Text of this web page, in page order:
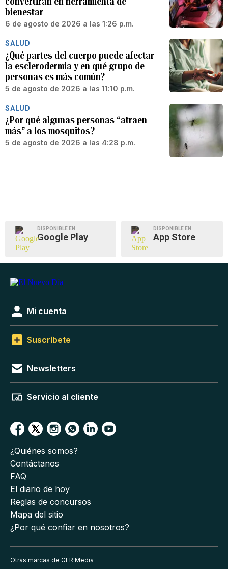
bienestar
6 de agosto de 2026 a las 1:26 p.m.
SALUD
¿Qué partes del cuerpo puede afectar
la esclerodermia y en qué grupo de
personas es más común?
5 de agosto de 2026 a las 11:10 p.m.
SALUD
¿Por qué algunas personas “atraen
más” a los mosquitos?
5 de agosto de 2026 a las 4:28 p.m.
DISPONIBLE EN
Google Play
DISPONIBLE EN
App Store
Mi cuenta
Suscríbete
Newsletters
Servicio al cliente
¿Quiénes somos?
Contáctanos
FAQ
El diario de hoy
Reglas de concursos
Mapa del sitio
¿Por qué confiar en nosotros?
Otras marcas de GFR Media